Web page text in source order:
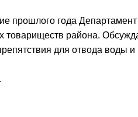
прошлого года
товариществ района.
для отвода воды